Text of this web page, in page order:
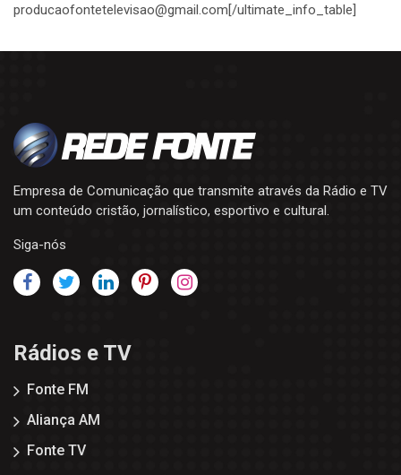
producaofontetelevisao@gmail.com[/ultimate_info_table]
Empresa de Comunicação que transmite através da Rádio e TV
um conteúdo cristão, jornalístico, esportivo e cultural.
Siga-nós
Rádios e TV
Fonte FM
Aliança AM
Fonte TV